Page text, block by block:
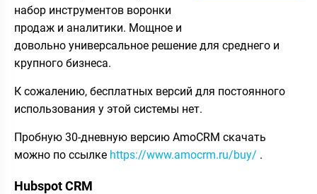
набор инструментов воронки
продаж и аналитики. Мощное и
довольно универсальное решение для среднего и
крупного бизнеса.
К сожалению, бесплатных версий для постоянного
использования у этой системы нет.
Пробную 30-дневную версию АmoCRM скачать
можно по ссылке https://www.amocrm.ru/buy/ .
Hubspot CRM